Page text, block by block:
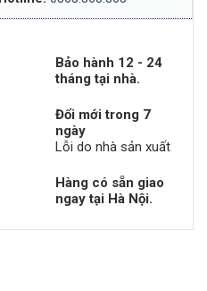
Bảo hành 12 - 24
tháng tại nhà.
Đổi mới trong 7
ngày
Lỗi do nhà sản xuất
Hàng có sẵn giao
ngay tại Hà Nội.